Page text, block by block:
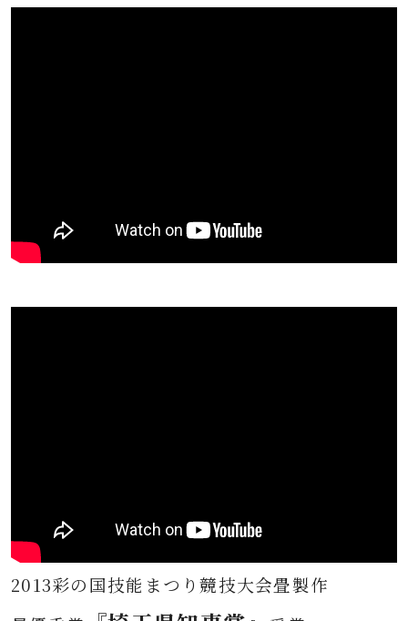
2013彩の国技能まつり競技大会畳製作